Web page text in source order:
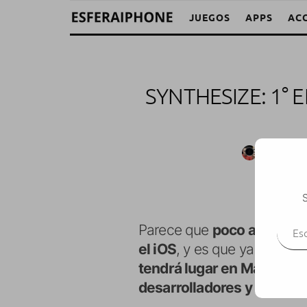
JUEGOS APPS
SYNTHESIZE: 1°
Parece que poco a poco
el iOS, y es que ya
tendrá lugar en Málaga
desarrolladores y